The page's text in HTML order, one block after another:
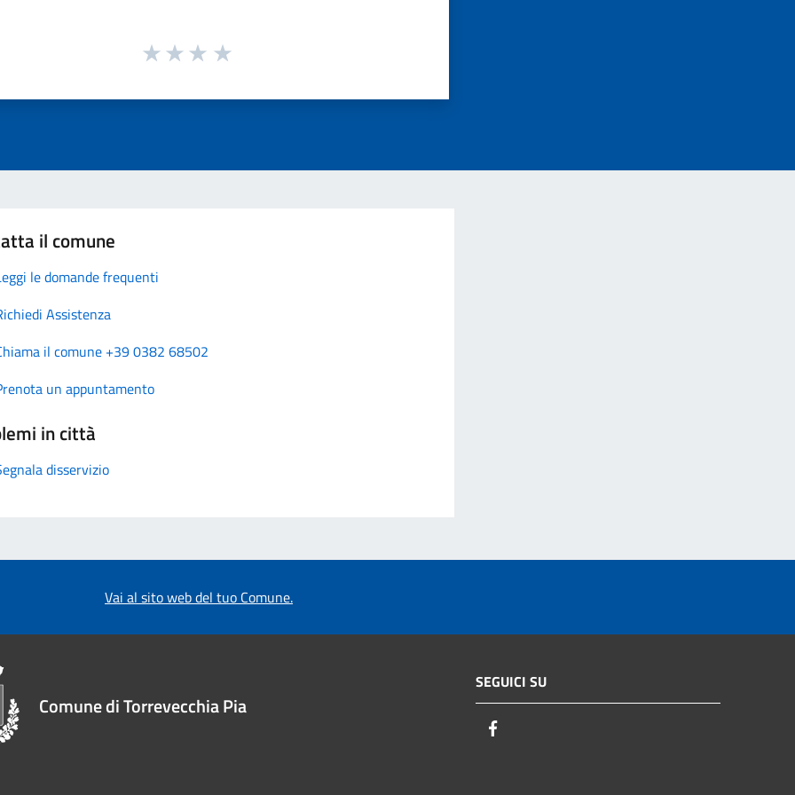
il comune
le domande frequenti
Assistenza
il comune +39 0382 68502
un appuntamento
in città
disservizio
Vai al sito web del tuo Comune.
Comune di Torrevecchia Pia
SEGUICI SU